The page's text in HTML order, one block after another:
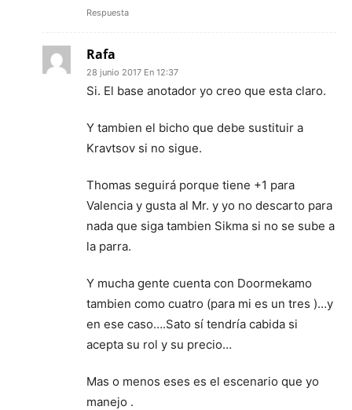
Respuesta
Rafa
28 junio 2017 En 12:37
Si. El base anotador yo creo que esta claro.
Y tambien el bicho que debe sustituir a
Kravtsov si no sigue.
Thomas seguirá porque tiene +1 para
Valencia y gusta al Mr. y yo no descarto para
nada que siga tambien Sikma si no se sube a
la parra.
Y mucha gente cuenta con Doormekamo
tambien como cuatro (para mi es un tres )…y
en ese caso….Sato sí tendría cabida si
acepta su rol y su precio…
Mas o menos eses es el escenario que yo
manejo .